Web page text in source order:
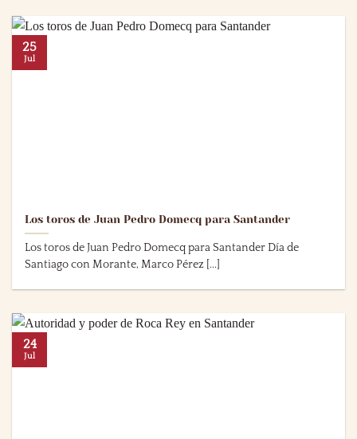
Los toros de Juan Pedro Domecq para Santander
Los toros de Juan Pedro Domecq para Santander Día de
Santiago con Morante, Marco Pérez [...]
25
Jul
24
Jul